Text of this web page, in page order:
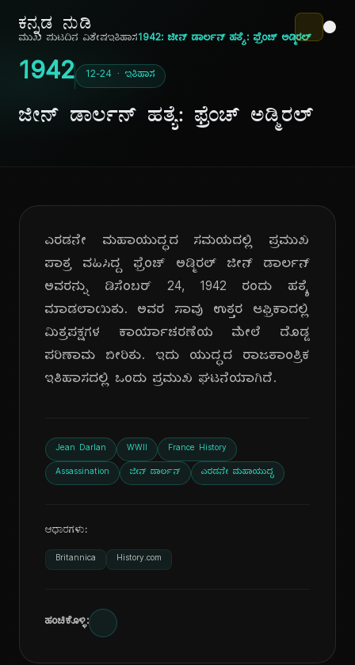
ಕನ್ನಡ ನುಡಿ
ಮುಖ ಪುಟದಿನ ವಿಶೇಷಇತಿಹಾಸ1942: ಜೀನ್ ಡಾರ್ಲನ್ ಹತ್ಯೆ: ಫ್ರೆಂಚ್ ಅಡ್ಮಿರಲ್
1942 12-24 · ಇತಿಹಾಸ
ಜೀನ್ ಡಾರ್ಲನ್ ಹತ್ಯೆ: ಫ್ರೆಂಚ್ ಅಡ್ಮಿರಲ್
ಎರಡನೇ ಮಹಾಯುದ್ಧದ ಸಮಯದಲ್ಲಿ ಪ್ರಮುಖ
ಪಾತ್ರ ವಹಿಸಿದ್ದ ಫ್ರೆಂಚ್ ಅಡ್ಮಿರಲ್ ಜೀನ್ ಡಾರ್ಲನ್
ಅವರನ್ನು ಡಿಸೆಂಬರ್ 24, 1942 ರಂದು ಹತ್ಯೆ
ಮಾಡಲಾಯಿತು. ಅವರ ಸಾವು ಉತ್ತರ ಆಫ್ರಿಕಾದಲ್ಲಿ
ಮಿತ್ರಪಕ್ಷಗಳ ಕಾರ್ಯಾಚರಣೆಯ ಮೇಲೆ ದೊಡ್ಡ
ಪರಿಣಾಮ ಬೀರಿತು. ಇದು ಯುದ್ಧದ ರಾಜತಾಂತ್ರಿಕ
ಇತಿಹಾಸದಲ್ಲಿ ಒಂದು ಪ್ರಮುಖ ಘಟನೆಯಾಗಿದೆ.
Jean Darlan WWII France History
Assassination ಜೀನ್ ಡಾರ್ಲನ್ ಎರಡನೇ ಮಹಾಯುದ್ಧ
ಆಧಾರಗಳು:
Britannica History.com
ಹಂಚಿಕೊಳ್ಳಿ: